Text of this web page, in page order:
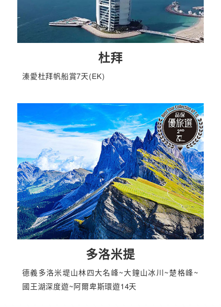
杜拜
溱愛杜拜帆船賞7天(EK)
多洛米提
德義多洛米堤山林四大名峰~大鐘山冰川~楚格峰~
國王湖深度遊~阿爾卑斯環遊14天